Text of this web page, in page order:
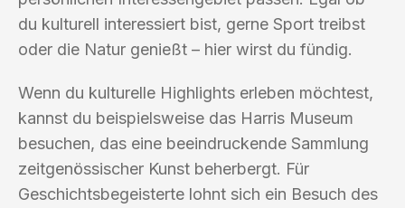
du kulturell interessiert bist, gerne Sport treibst
oder die Natur genießt – hier wirst du fündig.
Wenn du kulturelle Highlights erleben möchtest,
kannst du beispielsweise das Harris Museum
besuchen, das eine beeindruckende Sammlung
zeitgenössischer Kunst beherbergt. Für
Geschichtsbegeisterte lohnt sich ein Besuch des